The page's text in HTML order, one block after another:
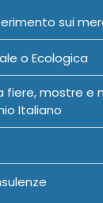
sui
o Ecologica
fiere, mostre e
Italiano